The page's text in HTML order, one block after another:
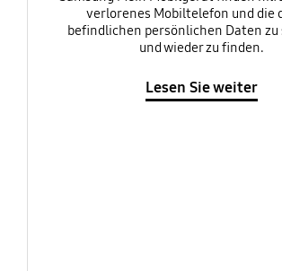
verlorenes Mobiltelefon und die
befindlichen persönlichen Daten zu
und wieder zu finden.
Lesen Sie weiter